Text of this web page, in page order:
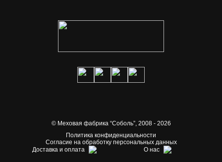
© Меховая фабрика “Соболь”,2008 - 2026
Политика конфиденциальности
Согласие на обработку персональных данных
Доставка и оплата
О нас